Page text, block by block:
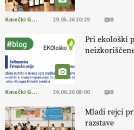
Kmečki Glas 29.05.26 10:29 0
Pri ekološki
Kmečki Glas 24.06.26 08:00 0
Mladi rejci
razstave